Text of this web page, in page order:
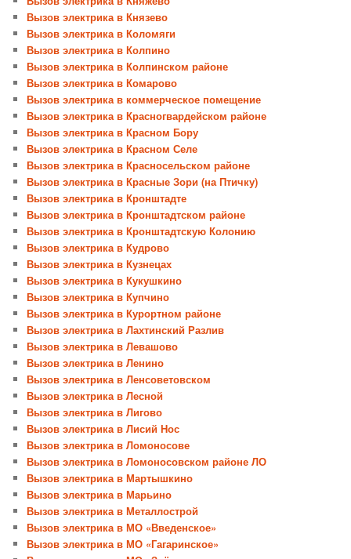
Вызов электрика в Князево
Вызов электрика в Коломяги
Вызов электрика в Колпино
Вызов электрика в Колпинском районе
Вызов электрика в Комарово
Вызов электрика в коммерческое помещение
Вызов электрика в Красногвардейском районе
Вызов электрика в Красном Бору
Вызов электрика в Красном Селе
Вызов электрика в Красносельском районе
Вызов электрика в Красные Зори (на Птичку)
Вызов электрика в Кронштадте
Вызов электрика в Кронштадтском районе
Вызов электрика в Кронштадтскую Колонию
Вызов электрика в Кудрово
Вызов электрика в Кузнецах
Вызов электрика в Кукушкино
Вызов электрика в Купчино
Вызов электрика в Курортном районе
Вызов электрика в Лахтинский Разлив
Вызов электрика в Левашово
Вызов электрика в Ленино
Вызов электрика в Ленсоветовском
Вызов электрика в Лесной
Вызов электрика в Лигово
Вызов электрика в Лисий Нос
Вызов электрика в Ломоносове
Вызов электрика в Ломоносовском районе ЛО
Вызов электрика в Мартышкино
Вызов электрика в Марьино
Вызов электрика в Металлострой
Вызов электрика в МО «Введенское»
Вызов электрика в МО «Гагаринское»